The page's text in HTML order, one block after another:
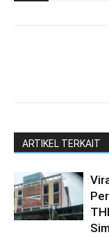
ARTIKEL TERKAIT